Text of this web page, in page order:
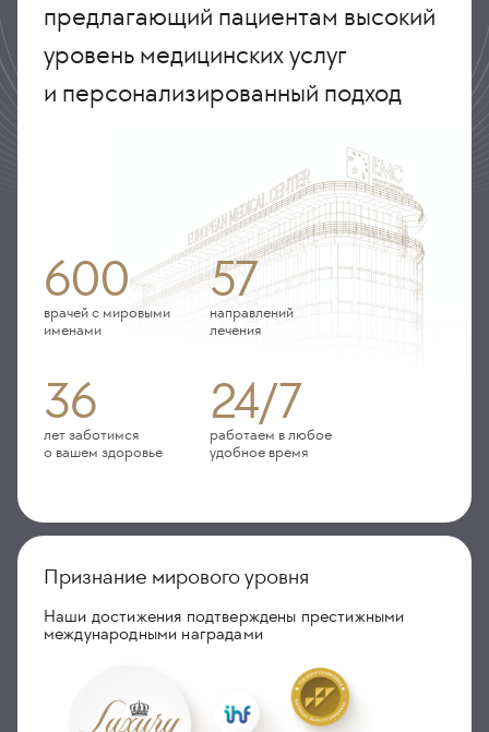
предлагающий пациентам высокий
уровень медицинских услуг
и персонализированный подход
600
врачей с мировыми
именами
57
направлений
лечения
36
лет заботимся
о вашем здоровье
24/7
работаем в любое
удобное время
Признание мирового уровня
Наши достижения подтверждены престижными
международными наградами